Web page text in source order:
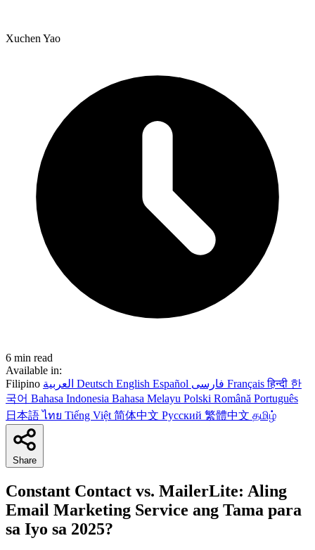
Xuchen Yao
6 min read
Available in:
Filipino
Deutsch English Español Françaisहिन्दी 한
국어 Bahasa Indonesia Bahasa Melayu Polski Română Português
日本語ไทย Tiếng Việt 简体中文 Русский 繁體中文 தமிழ்
Share
Constant Contact vs. MailerLite: Aling
Email Marketing Service ang Tama para
sa Iyo sa 2025?